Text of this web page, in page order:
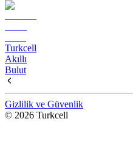
Turkcell
Akıllı
Bulut
Gizlilik ve Güvenlik
© 2026 Turkcell